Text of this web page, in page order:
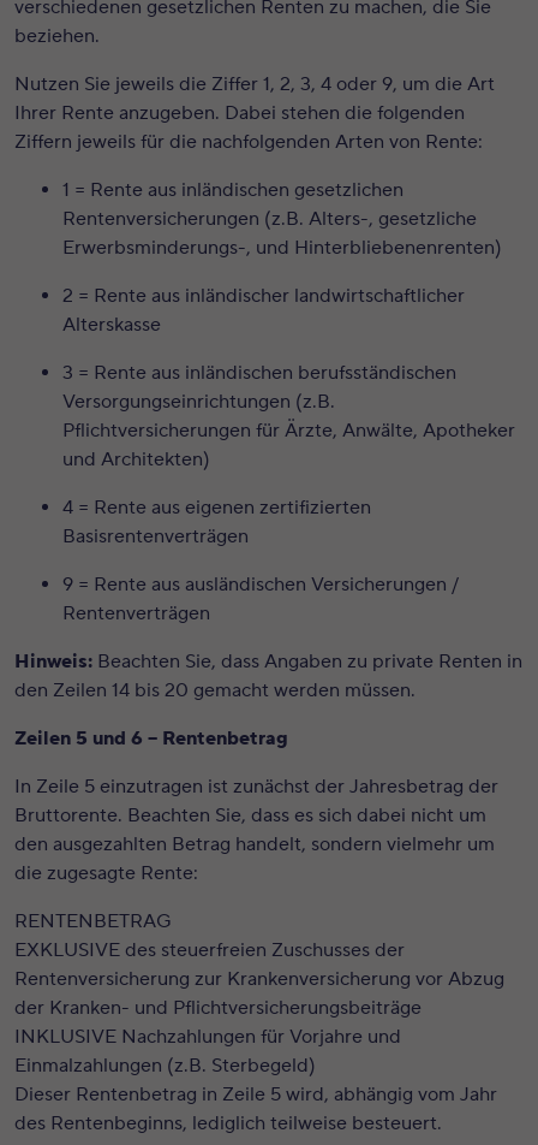
verschiedenen gesetzlichen Renten zu machen, die Sie
beziehen.
Nutzen Sie jeweils die Ziffer 1, 2, 3, 4 oder 9, um die Art
Ihrer Rente anzugeben. Dabei stehen die folgenden
Ziffern jeweils für die nachfolgenden Arten von Rente:
1 = Rente aus inländischen gesetzlichen
Rentenversicherungen (z.B. Alters-, gesetzliche
Erwerbsminderungs-, und Hinterbliebenenrenten)
2 = Rente aus inländischer landwirtschaftlicher
Alterskasse
3 = Rente aus inländischen berufsständischen
Versorgungseinrichtungen (z.B.
Pflichtversicherungen für Ärzte, Anwälte, Apotheker
und Architekten)
4 = Rente aus eigenen zertifizierten
Basisrentenverträgen
9 = Rente aus ausländischen Versicherungen /
Rentenverträgen
Hinweis: Beachten Sie, dass Angaben zu private Renten in
den Zeilen 14 bis 20 gemacht werden müssen.
Zeilen 5 und 6 – Rentenbetrag
In Zeile 5 einzutragen ist zunächst der Jahresbetrag der
Bruttorente. Beachten Sie, dass es sich dabei nicht um
den ausgezahlten Betrag handelt, sondern vielmehr um
die zugesagte Rente:
RENTENBETRAG
EXKLUSIVE des steuerfreien Zuschusses der
Rentenversicherung zur Krankenversicherung vor Abzug
der Kranken- und Pflichtversicherungsbeiträge
INKLUSIVE Nachzahlungen für Vorjahre und
Einmalzahlungen (z.B. Sterbegeld)
Dieser Rentenbetrag in Zeile 5 wird, abhängig vom Jahr
des Rentenbeginns, lediglich teilweise besteuert.